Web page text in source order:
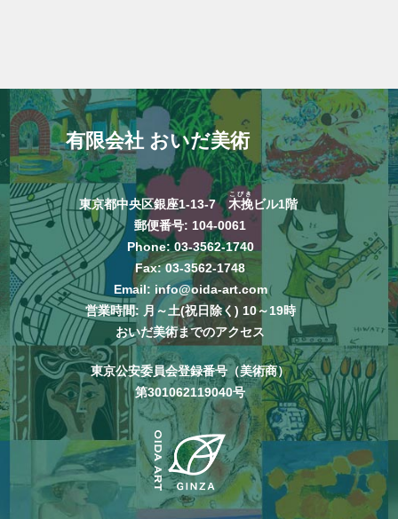
有限会社 おいだ美術
東京都中央区銀座1-13-7木挽
こびき
ビル1階
郵便番号: 104-0061
Phone: 03-3562-1740
Fax: 03-3562-1748
Email: info@oida-art.com
営業時間: 月～土(祝日除く) 10～19時
おいだ美術までのアクセス
東京公安委員会登録番号（美術商）
第301062119040号